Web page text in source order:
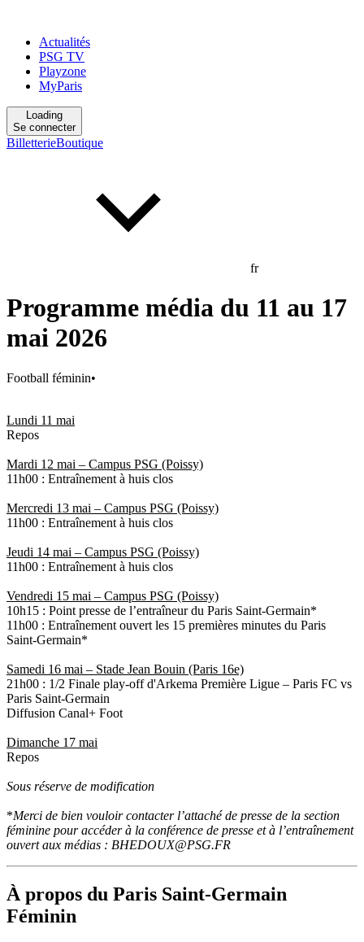
Actualités
PSG TV
Playzone
MyParis
Loading
Se connecter
BilletterieBoutique
fr
Programme média du 11 au 17
mai 2026
Football féminin•
Lundi 11 mai
Repos
Mardi 12 mai – Campus PSG (Poissy)
11h00 : Entraînement à huis clos
Mercredi 13 mai – Campus PSG (Poissy)
11h00 : Entraînement à huis clos
Jeudi 14 mai – Campus PSG (Poissy)
11h00 : Entraînement à huis clos
Vendredi 15 mai – Campus PSG (Poissy)
10h15 : Point presse de l’entraîneur du Paris Saint-Germain*
11h00 : Entraînement ouvert les 15 premières minutes du Paris
Saint-Germain*
Samedi 16 mai – Stade Jean Bouin (Paris 16e)
21h00 : 1/2 Finale play-off d'Arkema Première Ligue – Paris FC vs
Paris Saint-Germain
Diffusion Canal+ Foot
Dimanche 17 mai
Repos
Sous réserve de modification
*Merci de bien vouloir contacter l’attaché de presse de la section
féminine pour accéder à la conférence de presse et à l’entraînement
ouvert aux médias : BHEDOUX@PSG.FR
À propos du Paris Saint-Germain
Féminin